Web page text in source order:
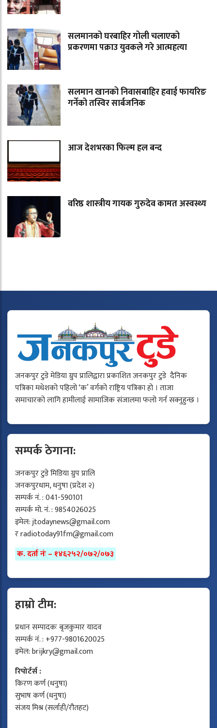
सलमानको घरबाहिर गोली चलाएको
प्रकरणमा पक्राउ युवकले गरे आत्महत्या
सलमान खानको निवासबाहिर हवाई फायरिङ
गर्नेको तस्विर सार्बजनिक
आज देशभरका फिल्म हल बन्द
वरिष्ठ शास्त्रीय गायक गुरुदेव कामत अस्वस्थ्य
जनकपुर टुडे मेडिया ग्रुप प्रालिद्वारा प्रकाशित जनकपुर टुडे दैनिक
पत्रिका मधेशको पहिलो ‘क’ वर्गको राष्ट्रिय पत्रिका हो । ताजा
समाचारको लागि हामीलाई सामाजिक संजालमा फलो गर्न सक्नुहुन्छ ।
सम्पर्क ठेगाना:
जनकपुर टुडे मिडिया ग्रुप प्रालि
जनकपुरधाम, धनुषा (प्रदेश २)
सम्पर्क नं. : 041-590101
सम्पर्क मो. नं. : 9854026025
इमेल:jtodaynews@gmail.com
रradiotoday91fm@gmail.com
क. दर्ता नंः – १४६२५२/०७२/०७३
हाम्रो टीम:
प्रधान सम्पादकः बृजकुमार यादव
सम्पर्क नं. : +977-9801620025
इमेल:brijkry@gmail.com
रिपोर्टर्स :
किरण कर्ण (धनुषा)
सुभाष कर्ण (धनुषा)
संजय मिश्र (सर्लाही/रौतहट)